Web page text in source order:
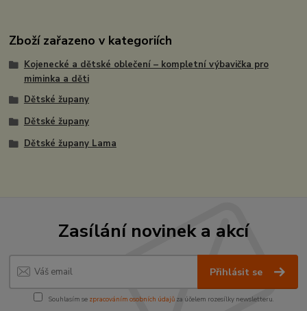
Zboží zařazeno v kategoriích
Kojenecké a dětské oblečení – kompletní výbavička pro
miminka a děti
Dětské župany
Dětské župany
Dětské župany Lama
Zasílání novinek a akcí
Přihlásit se
Souhlasím se zpracováním osobních údajůza účelem rozesílky newsletteru.